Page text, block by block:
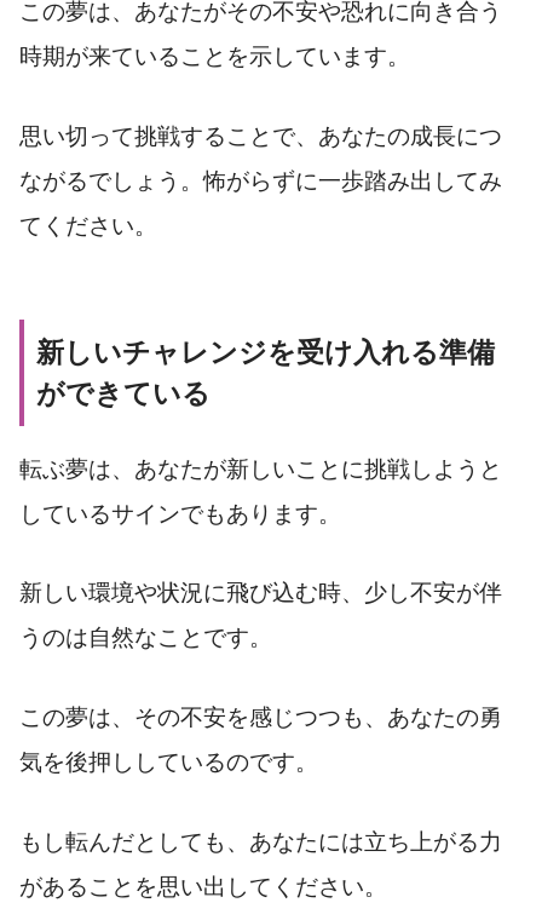
この夢は、あなたがその不安や恐れに向き合う
時期が来ていることを示しています。
思い切って挑戦することで、あなたの成長につ
ながるでしょう。怖がらずに一歩踏み出してみ
てください。
新しいチャレンジを受け入れる準備
ができている
転ぶ夢は、あなたが新しいことに挑戦しようと
しているサインでもあります。
新しい環境や状況に飛び込む時、少し不安が伴
うのは自然なことです。
この夢は、その不安を感じつつも、あなたの勇
気を後押ししているのです。
もし転んだとしても、あなたには立ち上がる力
があることを思い出してください。